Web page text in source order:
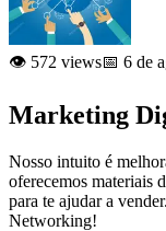
👁️ 572 views📅 6 de
Marketing
Nosso intuito é
oferecemos materiais
para te ajudar a
Networking!